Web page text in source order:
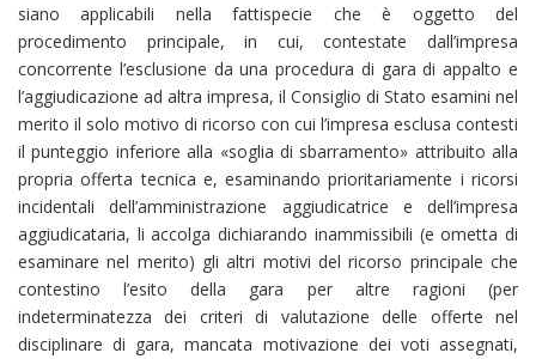
siano applicabili nella fattispecie che è oggetto del
procedimento principale, in cui, contestate dall’impresa
concorrente l’esclusione da una procedura di gara di appalto e
l’aggiudicazione ad altra impresa, il Consiglio di Stato esamini nel
merito il solo motivo di ricorso con cui l’impresa esclusa contesti
il punteggio inferiore alla «soglia di sbarramento» attribuito alla
propria offerta tecnica e, esaminando prioritariamente i ricorsi
incidentali dell’amministrazione aggiudicatrice e dell’impresa
aggiudicataria, li accolga dichiarando inammissibili (e ometta di
esaminare nel merito) gli altri motivi del ricorso principale che
contestino l’esito della gara per altre ragioni (per
indeterminatezza dei criteri di valutazione delle offerte nel
disciplinare di gara, mancata motivazione dei voti assegnati,